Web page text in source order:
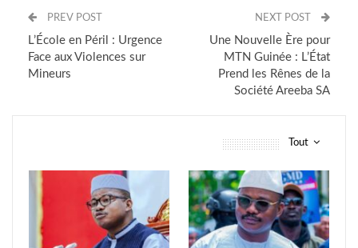
PREV POST
L’École en Péril : Urgence
Face aux Violences sur
Mineurs
NEXT POST
Une Nouvelle Ère pour
MTN Guinée : L’État
Prend les Rênes de la
Société Areeba SA
Tout